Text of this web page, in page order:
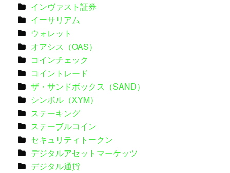
インヴァスト証券
イーサリアム
ウォレット
オアシス（OAS）
コインチェック
コイントレード
ザ・サンドボックス（SAND）
シンボル（XYM）
ステーキング
ステーブルコイン
セキュリティトークン
デジタルアセットマーケッツ
デジタル通貨